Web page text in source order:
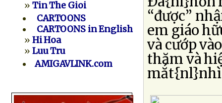
» Tin The Gioi
CARTOONS
CARTOONS in English
» Hi Hoa
» Luu Tru
AMIGAVLINK.com
“được”
em giáo
và cướp
thăm và